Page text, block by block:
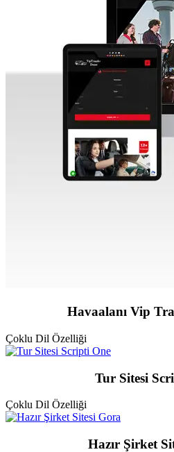
Havaalanı Vip
Çoklu Dil Özelliği
Tur Sitesi
Çoklu Dil Özelliği
Hazır Şirket